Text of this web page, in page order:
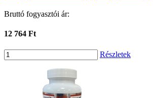
Bruttó fogyasztói ár:
12 764 Ft
Részletek